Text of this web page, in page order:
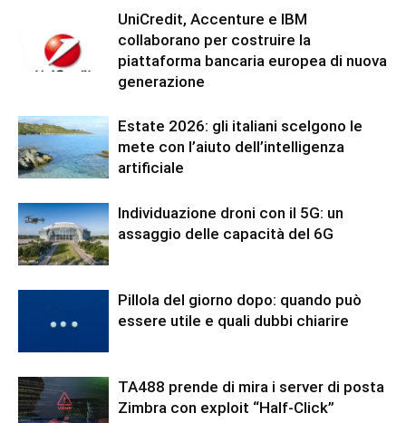
UniCredit, Accenture e IBM
collaborano per costruire la
piattaforma bancaria europea di nuova
generazione
Estate 2026: gli italiani scelgono le
mete con l’aiuto dell’intelligenza
artificiale
Individuazione droni con il 5G: un
assaggio delle capacità del 6G
Pillola del giorno dopo: quando può
essere utile e quali dubbi chiarire
TA488 prende di mira i server di posta
Zimbra con exploit “Half-Click”